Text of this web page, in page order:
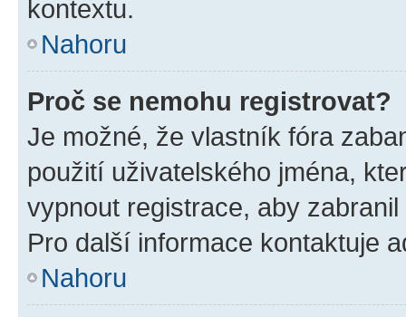
kontextu.
Nahoru
Proč se nemohu registrovat?
Je možné, že vlastník fóra
použití uživatelského jména,
vypnout registrace, aby
Pro další informace kontaktuje
Nahoru